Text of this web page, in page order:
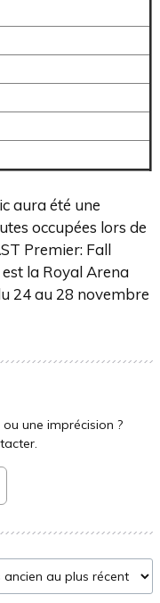
aura été une
occupées lors de
Premier: Fall
la Royal Arena
24 au 28 novembre
une imprécision ?